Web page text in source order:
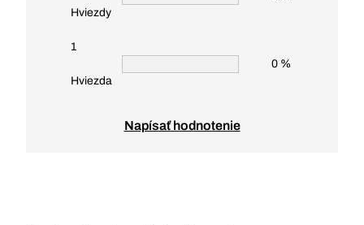
Hviezdy
1
Hviezda
0 %
Napísať hodnotenie